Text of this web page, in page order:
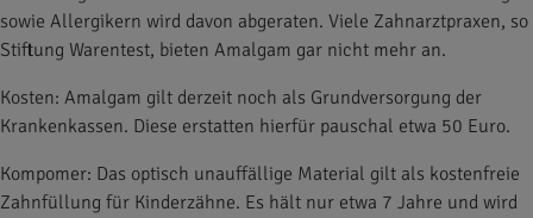
sowie Allergikern wird davon abgeraten. Viele Zahnarztpraxen, so
Stiftung Warentest, bieten Amalgam gar nicht mehr an.
Kosten: Amalgam gilt derzeit noch als Grundversorgung der
Krankenkassen. Diese erstatten hierfür pauschal etwa 50 Euro.
Kompomer: Das optisch unauffällige Material gilt als kostenfreie
Zahnfüllung für Kinderzähne. Es hält nur etwa 7 Jahre und wird